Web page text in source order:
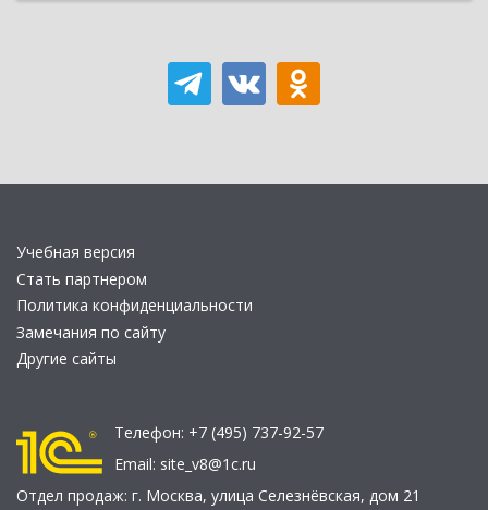
Учебная версия
Стать партнером
Политика конфиденциальности
Замечания по сайту
Другие сайты
Телефон: +7 (495) 737-92-57
Email: site_v8@1c.ru
Отдел продаж: г. Москва, улица Селезнёвская, дом 21